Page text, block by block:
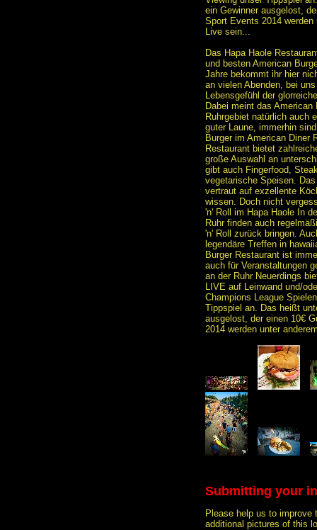
ein Gewinner ausgelost,
Sport Events 2014
Live sein...
Das Hapa Haole
und besten American
Jahre bekommt ihr hier
an vielen Abenden, bei
Lebensgefühl der
Dabei meint das
Ruhrgebiet natürlich auch
guter Laune, immerhin
Burger im American Diner
Restaurant bietet
große Auswahl an
gibt auch Fingerfood,
vegetarische Speisen.
vertraut auf exzellente
wissen. Doch nicht
'n' Roll im Hapa Haole In
Ruhr finden auch
'n' Roll zurück bringen.
legendäre Treffen in
Burger Restaurant ist
auch für Veranstaltungen
an der Ruhr Neuerdings
LIVE auf Leinwand und/
Champions League
Tippspiel an. Das heißt
ausgelost, der einen 10€
2014 werden unter
Submitting your
Please help us to improve
additional pictures of this